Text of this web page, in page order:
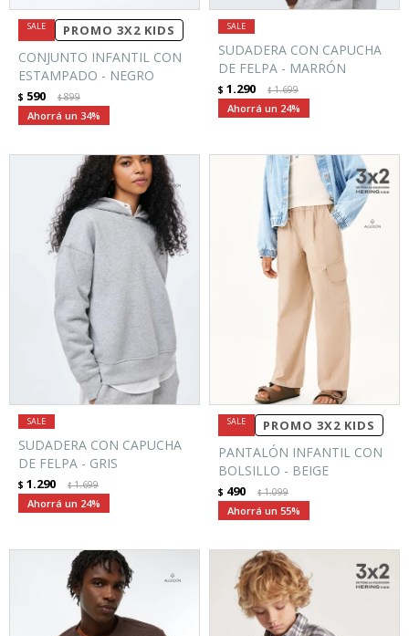
PROMO 3X2 KIDS
CONJUNTO INFANTIL CON
ESTAMPADO - NEGRO
$ 590 $899
34
SUDADERA CON CAPUCHA
DE FELPA - MARRÓN
$ 1.290 $1.699
24
SUDADERA CON CAPUCHA
DE FELPA - GRIS
$ 1.290 $1.699
24
PROMO 3X2 KIDS
PANTALÓN INFANTIL CON
BOLSILLO - BEIGE
$ 490 $1.099
55